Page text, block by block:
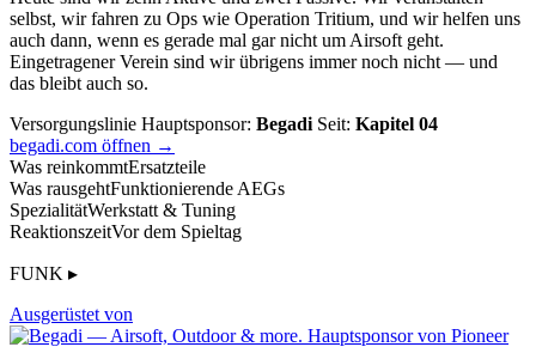
selbst, wir fahren zu Ops wie Operation Tritium, und wir helfen uns
auch dann, wenn es gerade mal gar nicht um Airsoft geht.
Eingetragener Verein sind wir übrigens immer noch nicht — und
das bleibt auch so.
Versorgungslinie Hauptsponsor: Begadi Seit: Kapitel 04
begadi.com öffnen →
Was reinkommtErsatzteile
Was rausgehtFunktionierende AEGs
SpezialitätWerkstatt & Tuning
ReaktionszeitVor dem Spieltag
FUNK ▸
Ausgerüstet von